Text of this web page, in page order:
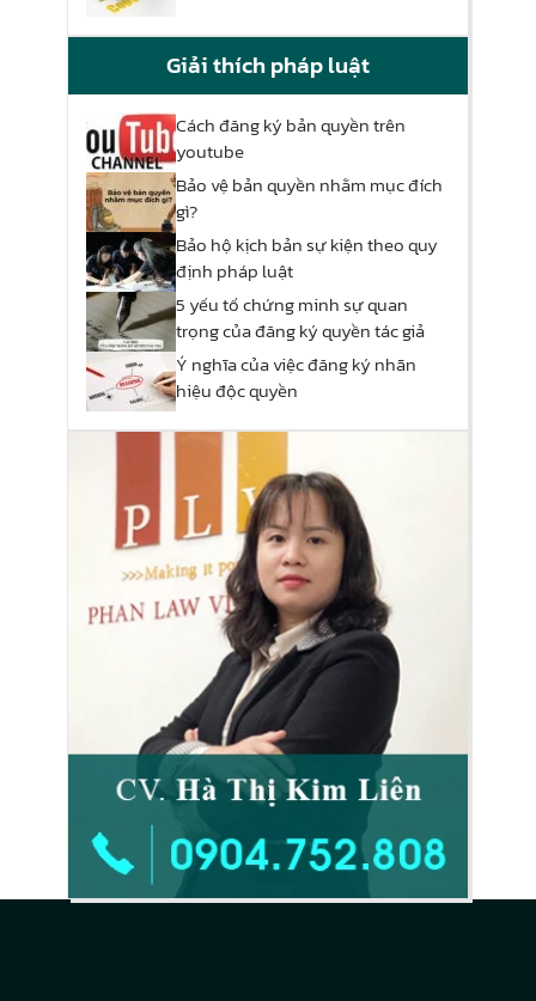
Giải thích pháp luật
Cách đăng ký bản quyền trên
youtube
Bảo vệ bản quyền nhằm mục đích
gì?
Bảo hộ kịch bản sự kiện theo quy
định pháp luật
5 yếu tố chứng minh sự quan
trọng của đăng ký quyền tác giả
Ý nghĩa của việc đăng ký nhãn
hiệu độc quyền